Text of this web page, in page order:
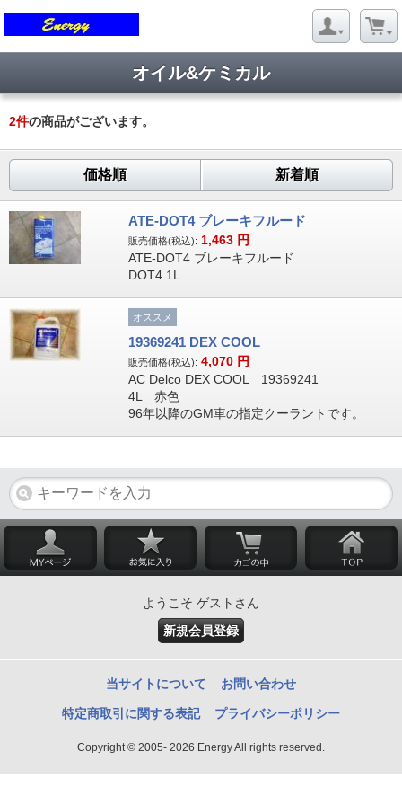
オイル&ケミカル
2件の商品がございます。
価格順 新着順
ATE-DOT4 ブレーキフルード
販売価格(税込): 1,463 円
ATE-DOT4 ブレーキフルード
DOT4 1L
オススメ
19369241 DEX COOL
販売価格(税込): 4,070 円
AC Delco DEX COOL 19369241
4L 赤色
96年以降のGM車の指定クーラントです。
ようこそ ゲストさん
新規会員登録
当サイトについて お問い合わせ
特定商取引に関する表記 プライバシーポリシー
Copyright © 2005- 2026 Energy All rights reserved.